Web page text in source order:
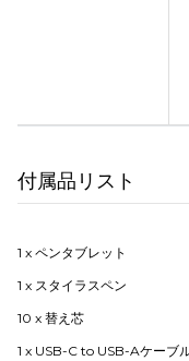
付属品リスト
1 x ペンタブレット
1 x スタイラスペン
10 x 替え芯
1 x USB-C to USB-Aケーブ